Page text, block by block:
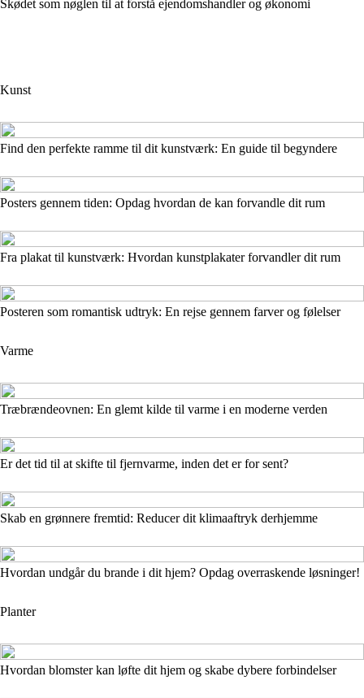
Skødet som nøglen til at forstå ejendomshandler og økonomi
Kunst
Find den perfekte ramme til dit kunstværk: En guide til begyndere
Posters gennem tiden: Opdag hvordan de kan forvandle dit rum
Fra plakat til kunstværk: Hvordan kunstplakater forvandler dit rum
Posteren som romantisk udtryk: En rejse gennem farver og følelser
Varme
Træbrændeovnen: En glemt kilde til varme i en moderne verden
Er det tid til at skifte til fjernvarme, inden det er for sent?
Skab en grønnere fremtid: Reducer dit klimaaftryk derhjemme
Hvordan undgår du brande i dit hjem? Opdag overraskende løsninger!
Planter
Hvordan blomster kan løfte dit hjem og skabe dybere forbindelser